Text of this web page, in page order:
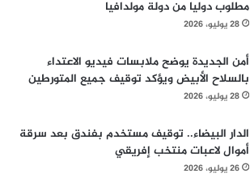
مطلوب دوليا من دولة مولدافيا
28 يوليو، 2026
أمن الجديدة يوضح ملابسات فيديو الاعتداء
بالسلاح الأبيض ويؤكد توقيف جميع المتورطين
28 يوليو، 2026
الدار البيضاء.. توقيف مستخدم بفندق بعد سرقة
أموال لاعبات منتخب إفريقي
26 يوليو، 2026